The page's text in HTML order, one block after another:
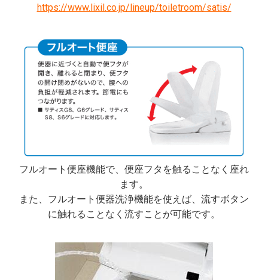
https://www.lixil.co.jp/lineup/toiletroom/satis/
フルオート便座機能で、便座フタを触ることなく座れ
ます。
また、フルオート便器洗浄機能を使えば、流すボタン
に触れることなく流すことが可能です。